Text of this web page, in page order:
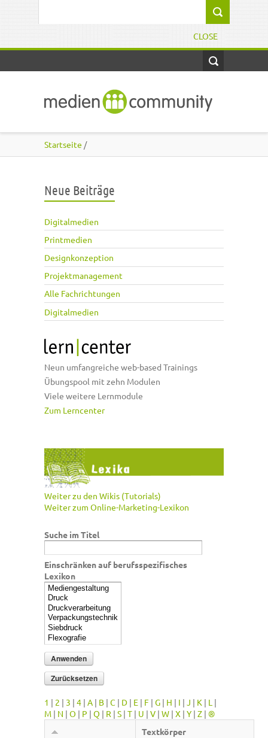
CLOSE
Startseite /
Neue Beiträge
Digitalmedien
Printmedien
Designkonzeption
Projektmanagement
Alle Fachrichtungen
Digitalmedien
Neun umfangreiche web-based Trainings
Übungspool mit zehn Modulen
Viele weitere Lernmodule
Zum Lerncenter
Weiter zu den Wikis (Tutorials)
Weiter zum Online-Marketing-Lexikon
Suche im Titel
Einschränken auf berufsspezifisches
Lexikon
1 | 2 | 3 | 4 | A | B | C | D | E | F | G | H | I | J | K | L |
M | N | O | P | Q | R | S | T | U | V | W | X | Y | Z | ®
Textkörper